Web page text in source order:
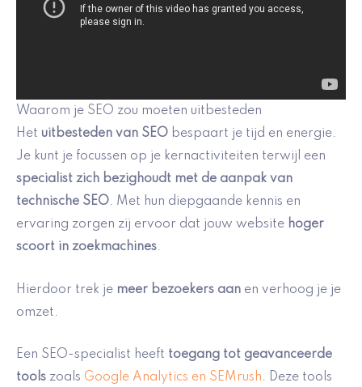
Waarom je SEO zou moeten uitbesteden
Het uitbesteden van SEO bespaart je tijd en energie.
Je kunt je focussen op je kernactiviteiten terwijl een
specialist zich bezighoudt met de aanpak van
technische SEO. Met hun diepgaande kennis en
ervaring zorgen zij ervoor dat jouw website hoger
scoort in zoekmachines.
Hierdoor trek je meer bezoekers aan en verhoog je je
omzet.
Een SEO-specialist heeft toegang tot geavanceerde
tools zoals Google Analytics en SEMrush. Deze tools